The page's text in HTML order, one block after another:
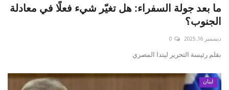
ما بعد جولة السفراء: هل تغيّر شيء فعلًا في معادلة
الجنوب؟
ديسمبر 16, 2025 0
بقلم رئيسة التحرير ليندا المصري
لبنان